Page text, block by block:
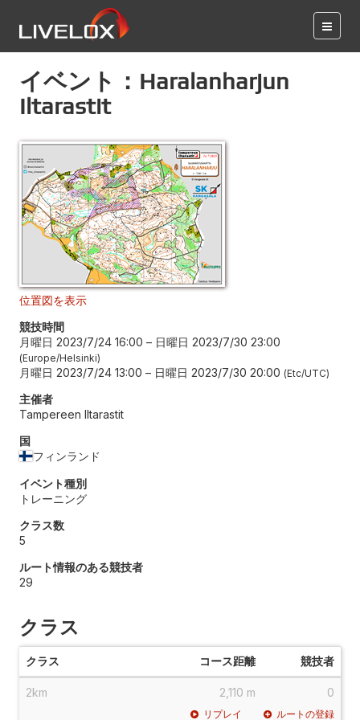
イベント：Haralanharjun
Iltarastit
位置図を表示
競技時間
月曜日 2023/7/24 16:00 – 日曜日 2023/7/30 23:00
Europe/Helsinki
月曜日 2023/7/24 13:00 – 日曜日 2023/7/30 20:00 Etc/UTC
主催者
Tampereen Iltarastit
国
フィンランド
イベント種別
トレーニング
クラス数
5
ルート情報のある競技者
29
クラス
クラス コース距離 競技者
2km 2,110 m 0
リプレイ ルートの登録